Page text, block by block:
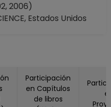
de Posgrado
2006)
Estados Unidos
AN INTERNATIONAL
Unidos America (2024)
ACTA,
Participación
en Capítulos
de libros